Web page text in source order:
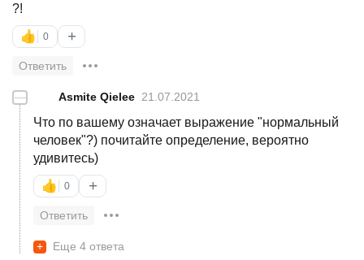
?!
👍 0 +
Ответить
— Asmite Qielee 21.07.2021
Что по вашему означает выражение "нормальный
человек"?) почитайте определение, вероятно
удивитесь)
👍 0 +
Ответить
+ Еще 4 ответа